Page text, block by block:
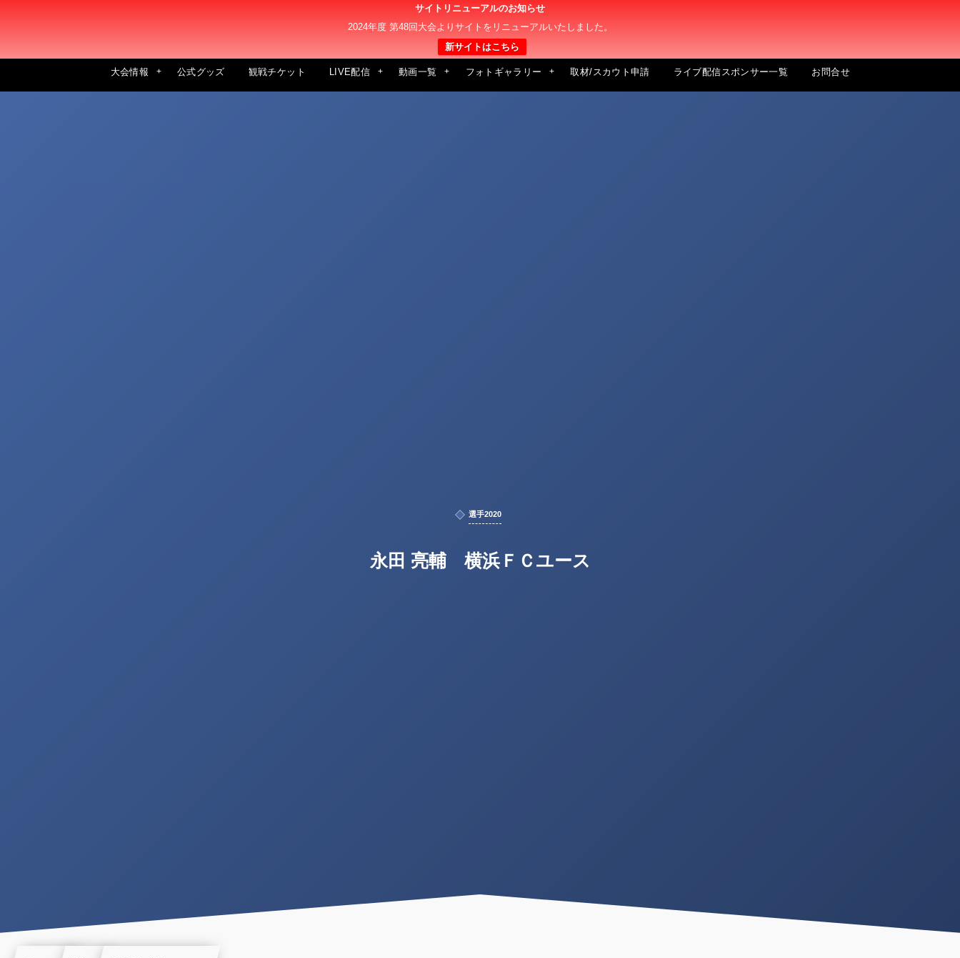
サイトリニューアルのお知らせ
2024年度 第48回大会よりサイトをリニューアルいたしました。
新サイトはこちら
大会情報 公式グッズ 観戦チケット LIVE配信 動画一覧 フォトギャラリー 取材/スカウト申請 ライブ配信スポンサー一覧 お問合せ
選手2020
永田 亮輔 横浜ＦＣユース